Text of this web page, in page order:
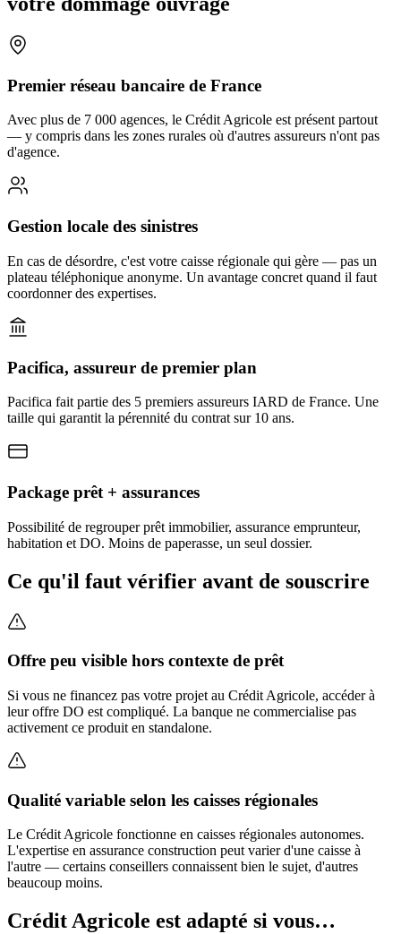
Premier réseau bancaire de France
Avec plus de 7 000 agences, le Crédit Agricole est présent partout
— y compris dans les zones rurales où d'autres assureurs n'ont pas
d'agence.
Gestion locale des sinistres
En cas de désordre, c'est votre caisse régionale qui gère — pas un
plateau téléphonique anonyme. Un avantage concret quand il faut
coordonner des expertises.
Pacifica, assureur de premier plan
Pacifica fait partie des 5 premiers assureurs IARD de France. Une
taille qui garantit la pérennité du contrat sur 10 ans.
Package prêt + assurances
Possibilité de regrouper prêt immobilier, assurance emprunteur,
habitation et DO. Moins de paperasse, un seul dossier.
Ce qu'il faut vérifier avant de souscrire
Offre peu visible hors contexte de prêt
Si vous ne financez pas votre projet au Crédit Agricole, accéder à
leur offre DO est compliqué. La banque ne commercialise pas
activement ce produit en standalone.
Qualité variable selon les caisses régionales
Le Crédit Agricole fonctionne en caisses régionales autonomes.
L'expertise en assurance construction peut varier d'une caisse à
l'autre — certains conseillers connaissent bien le sujet, d'autres
beaucoup moins.
Crédit Agricole est adapté si vous…